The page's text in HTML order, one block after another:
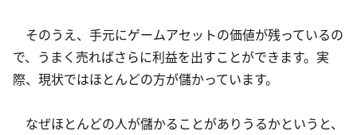
そのうえ、手元にゲームアセットの価値が残っているの
で、うまく売ればさらに利益を出すことができます。実
際、現状ではほとんどの方が儲かっています。
なぜほとんどの人が儲かることがありうるかというと、